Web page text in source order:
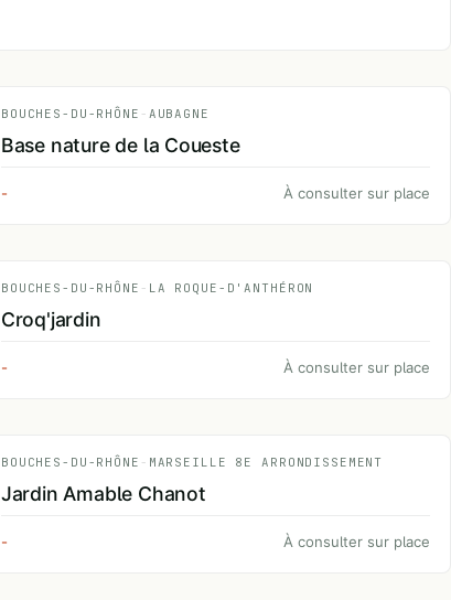
BOUCHES-DU-RHÔNE - AUBAGNE
Base nature de la Coueste
- À consulter sur place
BOUCHES-DU-RHÔNE - LA ROQUE-D'ANTHÉRON
Croq'jardin
- À consulter sur place
BOUCHES-DU-RHÔNE - MARSEILLE 8E ARRONDISSEMENT
Jardin Amable Chanot
- À consulter sur place